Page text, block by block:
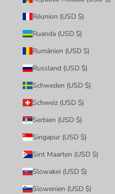
Réunion (USD $)
Ruanda (USD $)
Rumänien (USD $)
Russland (USD $)
Schweden (USD $)
Schweiz (USD $)
Serbien (USD $)
Singapur (USD $)
Sint Maarten (USD $)
Slowakei (USD $)
Slowenien (USD $)